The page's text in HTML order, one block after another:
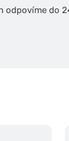
odpovíme do